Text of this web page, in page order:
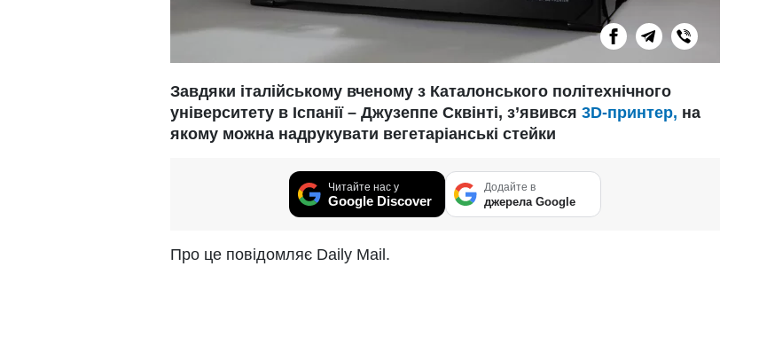
Завдяки італійському вченому з Каталонського політехнічного
університету в Іспанії – Джузеппе Сквінті, з’явився 3D-принтер, на
якому можна надрукувати вегетаріанські стейки
Читайте нас у
Google Discover
Додайте в
джерела Google
Про це повідомляє Daily Mail.